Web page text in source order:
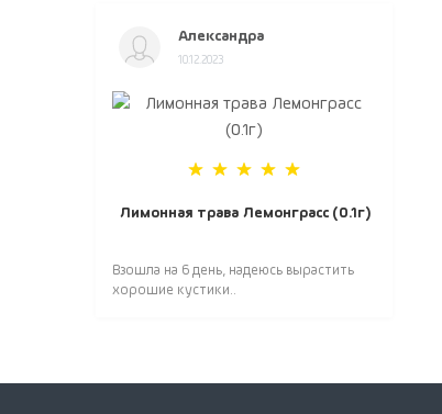
Александра
10.12.2023
Лимонная трава Лемонграсс (0.1г)
Взошла на 6 день, надеюсь вырастить
хорошие кустики..